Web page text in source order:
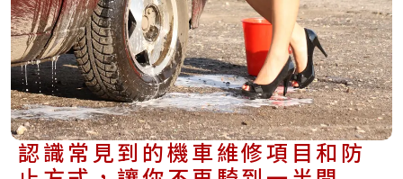
認識常見到的機車維修項目和防